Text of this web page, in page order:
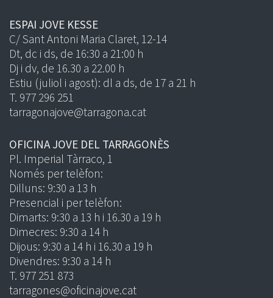
ESPAI JOVE KESSE
C/ Sant Antoni Maria Claret, 12-14
Dt, dc i ds, de 16:30 a 21:00 h
Dj i dv, de 16.30 a 22.00 h
Estiu (juliol i agost): dl a ds, de 17 a 21 h
T. 977 296 251
tarragonajove@tarragona.cat
OFICINA JOVE DEL TARRAGONÈS
Pl. Imperial Tàrraco, 1
Només per telèfon:
Dilluns: 9:30 a 13 h
Presencial i per telèfon:
Dimarts: 9:30 a 13 h i 16.30 a 19 h
Dimecres: 9:30 a 14 h
Dijous: 9:30 a 14 h i 16.30 a 19 h
Divendres: 9:30 a 14 h
T. 977 251 873
tarragones@oficinajove.cat